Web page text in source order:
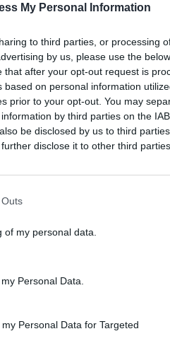
My Personal Information
to third parties, or processing
by us, please use the
after your opt-out request is
on personal information
prior to your opt-out. You may
by third parties on the
be disclosed by us to third
disclose it to other third parties.
my personal data.
Personal Data.
Personal Data for Targeted